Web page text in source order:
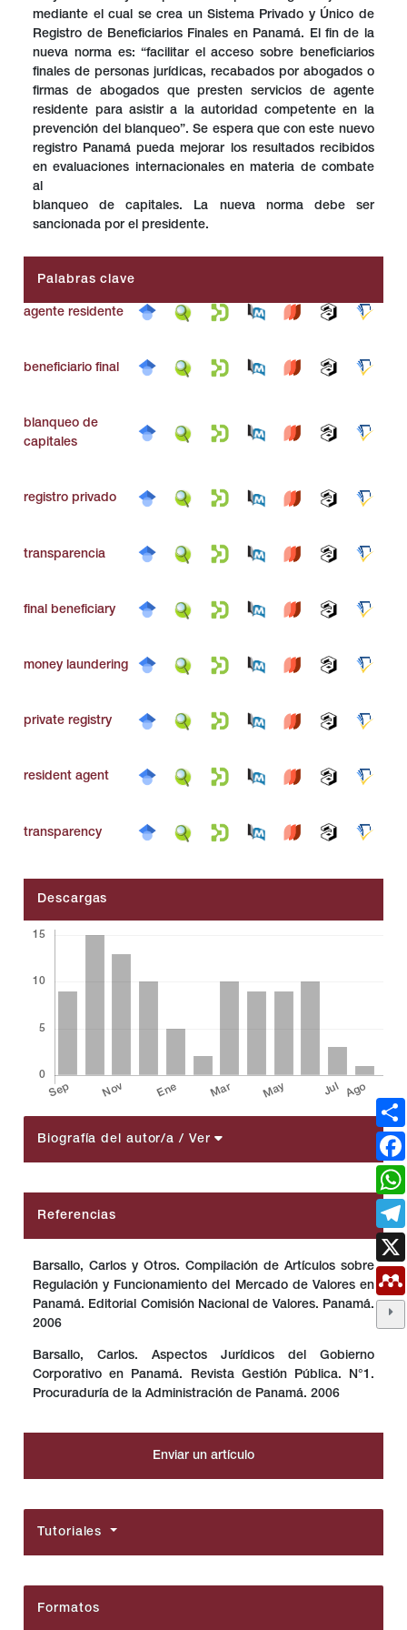
mediante el cual se crea un Sistema Privado y Único de
Registro de Beneficiarios Finales en Panamá. El fin de la
nueva norma es: “facilitar el acceso sobre beneficiarios
finales de personas jurídicas, recabados por abogados o
firmas de abogados que presten servicios de agente
residente para asistir a la autoridad competente en la
prevención del blanqueo”. Se espera que con este nuevo
registro Panamá pueda mejorar los resultados recibidos
en evaluaciones internacionales en materia de combate
al
blanqueo de capitales. La nueva norma debe ser
sancionada por el presidente.
Palabras clave
agente residente
beneficiario final
blanqueo de
capitales
registro privado
transparencia
final beneficiary
money laundering
private registry
resident agent
transparency
Descargas
##plugins.themes.bootstrap3.article.details##
Biografía del autor/a/ Ver
Referencias
Barsallo, Carlos y Otros. Compilación de Artículos sobre
Regulación y Funcionamiento del Mercado de Valores en
Panamá. Editorial Comisión Nacional de Valores. Panamá.
2006
Barsallo, Carlos. Aspectos Jurídicos del Gobierno
Corporativo en Panamá. Revista Gestión Pública. N°1.
Procuraduría de la Administración de Panamá. 2006
Enviar un artículo
Tutoriales
Formatos